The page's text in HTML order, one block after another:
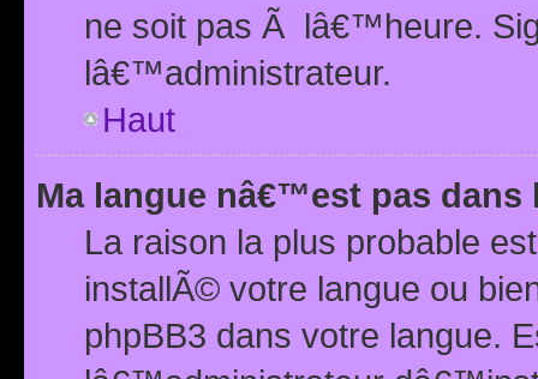
ne soit pas Ã lâ€™heure.
lâ€™administrateur.
Haut
Ma langue nâ€™est pas dans
La raison la plus probable
installÃ© votre langue ou
phpBB3 dans votre langue.